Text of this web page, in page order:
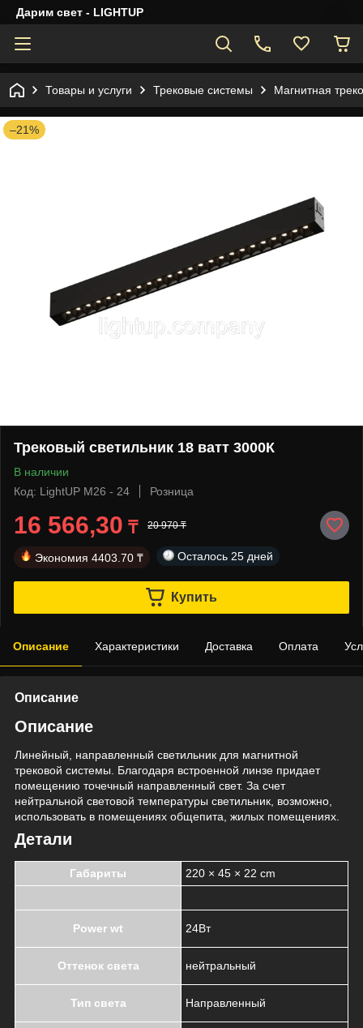
Дарим свет - LIGHTUP
Товары и услуги Трековые системы Магнитная
–21%
Трековый светильник 18 ватт 3000К
В наличии
Код: LightUP M26 - 24
Розница
16 566,30 ₸ 20 970 ₸
Экономия 4403.70 ₸ Осталось 25 дней
Купить
Описание Характеристики Доставка Оплата
Описание
Описание
Линейный, направленный светильник для магнитной
трековой системы. Благодаря встроенной линзе придает
помещению точечный направленный свет. За счет
нейтральной световой температуры светильник, возможно,
использовать в помещениях общепита, жилых помещениях.
Детали
Габариты 220 × 45 × 22 cm
Power wt 24Вт
Оттенок света нейтральный
Тип света Направленный